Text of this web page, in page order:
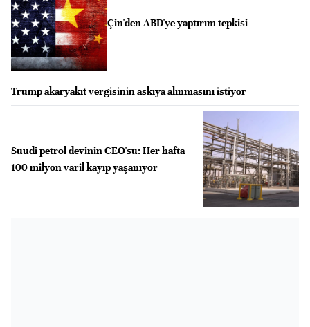
Çin'den ABD'ye yaptırım tepkisi
Trump akaryakıt vergisinin askıya alınmasını istiyor
Suudi petrol devinin CEO'su: Her hafta
100 milyon varil kayıp yaşanıyor